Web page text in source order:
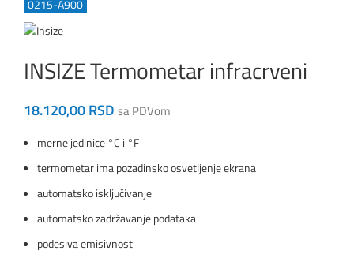
0215-A900
INSIZE Termometar infracrveni
18.120,00RSD sa PDVom
merne jedinice °C i °F
termometar ima pozadinsko osvetljenje ekrana
automatsko isključivanje
automatsko zadržavanje podataka
podesiva emisivnost